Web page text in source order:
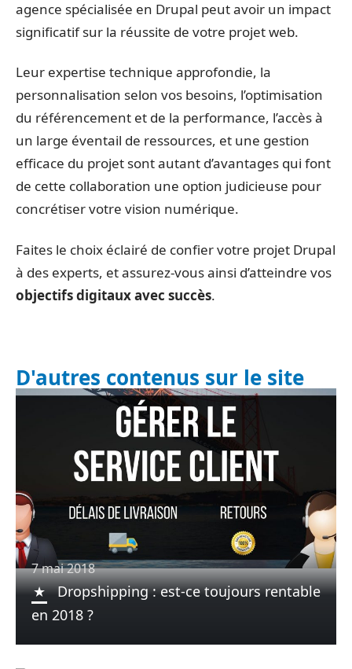
agence spécialisée en Drupal peut avoir un impact
significatif sur la réussite de votre projet web.
Leur expertise technique approfondie, la
personnalisation selon vos besoins, l’optimisation
du référencement et de la performance, l’accès à
un large éventail de ressources, et une gestion
efficace du projet sont autant d’avantages qui font
de cette collaboration une option judicieuse pour
concrétiser votre vision numérique.
Faites le choix éclairé de confier votre projet Drupal
à des experts, et assurez-vous ainsi d’atteindre vos
objectifs digitaux avec succès.
D'autres contenus sur le site
7 mai 2018
Dropshipping : est-ce toujours rentable
en 2018 ?